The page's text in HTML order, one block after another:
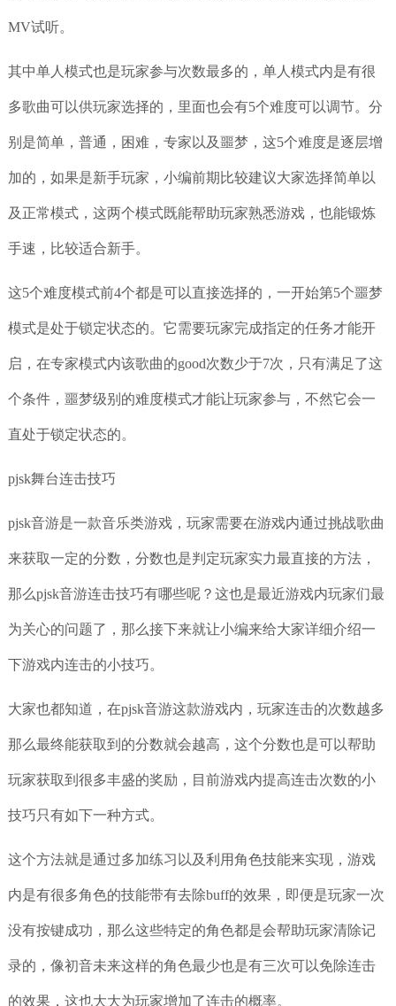
MV试听。
其中单人模式也是玩家参与次数最多的，单人模式内是有很
多歌曲可以供玩家选择的，里面也会有5个难度可以调节。分
别是简单，普通，困难，专家以及噩梦，这5个难度是逐层增
加的，如果是新手玩家，小编前期比较建议大家选择简单以
及正常模式，这两个模式既能帮助玩家熟悉游戏，也能锻炼
手速，比较适合新手。
这5个难度模式前4个都是可以直接选择的，一开始第5个噩梦
模式是处于锁定状态的。它需要玩家完成指定的任务才能开
启，在专家模式内该歌曲的good次数少于7次，只有满足了这
个条件，噩梦级别的难度模式才能让玩家参与，不然它会一
直处于锁定状态的。
pjsk舞台连击技巧
pjsk音游是一款音乐类游戏，玩家需要在游戏内通过挑战歌曲
来获取一定的分数，分数也是判定玩家实力最直接的方法，
那么pjsk音游连击技巧有哪些呢？这也是最近游戏内玩家们最
为关心的问题了，那么接下来就让小编来给大家详细介绍一
下游戏内连击的小技巧。
大家也都知道，在pjsk音游这款游戏内，玩家连击的次数越多
那么最终能获取到的分数就会越高，这个分数也是可以帮助
玩家获取到很多丰盛的奖励，目前游戏内提高连击次数的小
技巧只有如下一种方式。
这个方法就是通过多加练习以及利用角色技能来实现，游戏
内是有很多角色的技能带有去除buff的效果，即便是玩家一次
没有按键成功，那么这些特定的角色都是会帮助玩家清除记
录的，像初音未来这样的角色最少也是有三次可以免除连击
的效果，这也大大为玩家增加了连击的概率。